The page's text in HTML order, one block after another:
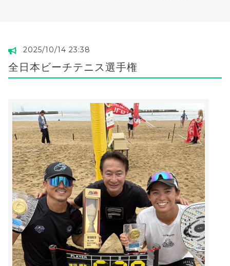
2025/10/14 23:38
全日本ビーチテニス選手権